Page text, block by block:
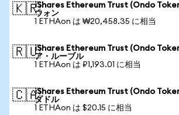
🇰🇷iShares Ethereum Trust (Ondo
ウォン
1 ETHAon は ₩20,458.35 に相当
🇷🇺iShares Ethereum Trust (Ondo
ア・ルーブル
1 ETHAon は ₽1,193.01 に相当
🇨🇦iShares Ethereum Trust (Ondo
ダドル
1 ETHAon は $20.15 に相当